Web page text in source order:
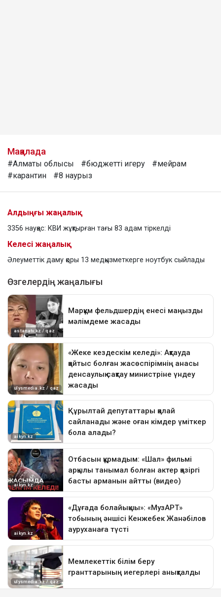
Мақалада
#Алматы облысы #бюджетті игеру
#мейрам
#карантин
#8 наурыз
Алдыңғы жаңалық
3356 науқас: КВИ жұқтырған тағы 83 адам тіркелді
Келесі жаңалық
Әлеуметтік даму қоры 13 медқызметкерге ноутбук сыйлады